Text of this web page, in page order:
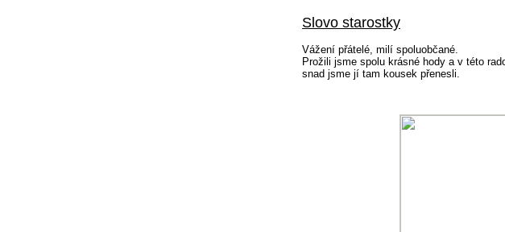
Slovo starostky
Vážení přátelé, milí spoluobčané.
Prožili jsme spolu krásné hody a v této
snad jsme jí tam kousek přenesli.